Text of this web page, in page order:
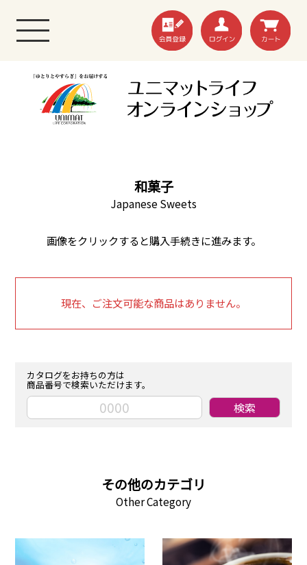
和菓子
Japanese Sweets
画像をクリックすると購入手続きに進みます。
現在、ご注文可能な商品はありません。
カタログをお持ちの方は
商品番号で検索いただけます。
その他のカテゴリ
Other Category